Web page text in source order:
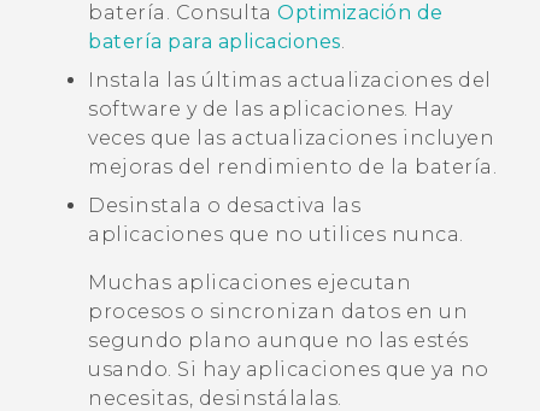
batería. Consulta Optimización de
batería para aplicaciones
Instala las últimas actualizaciones del
software y de las aplicaciones. Hay
veces que las actualizaciones incluyen
mejoras del rendimiento de la batería.
Desinstala o desactiva las
aplicaciones que no utilices nunca.
Muchas aplicaciones ejecutan
procesos o sincronizan datos en un
segundo plano aunque no las estés
usando. Si hay aplicaciones que ya no
necesitas, desinstálalas.